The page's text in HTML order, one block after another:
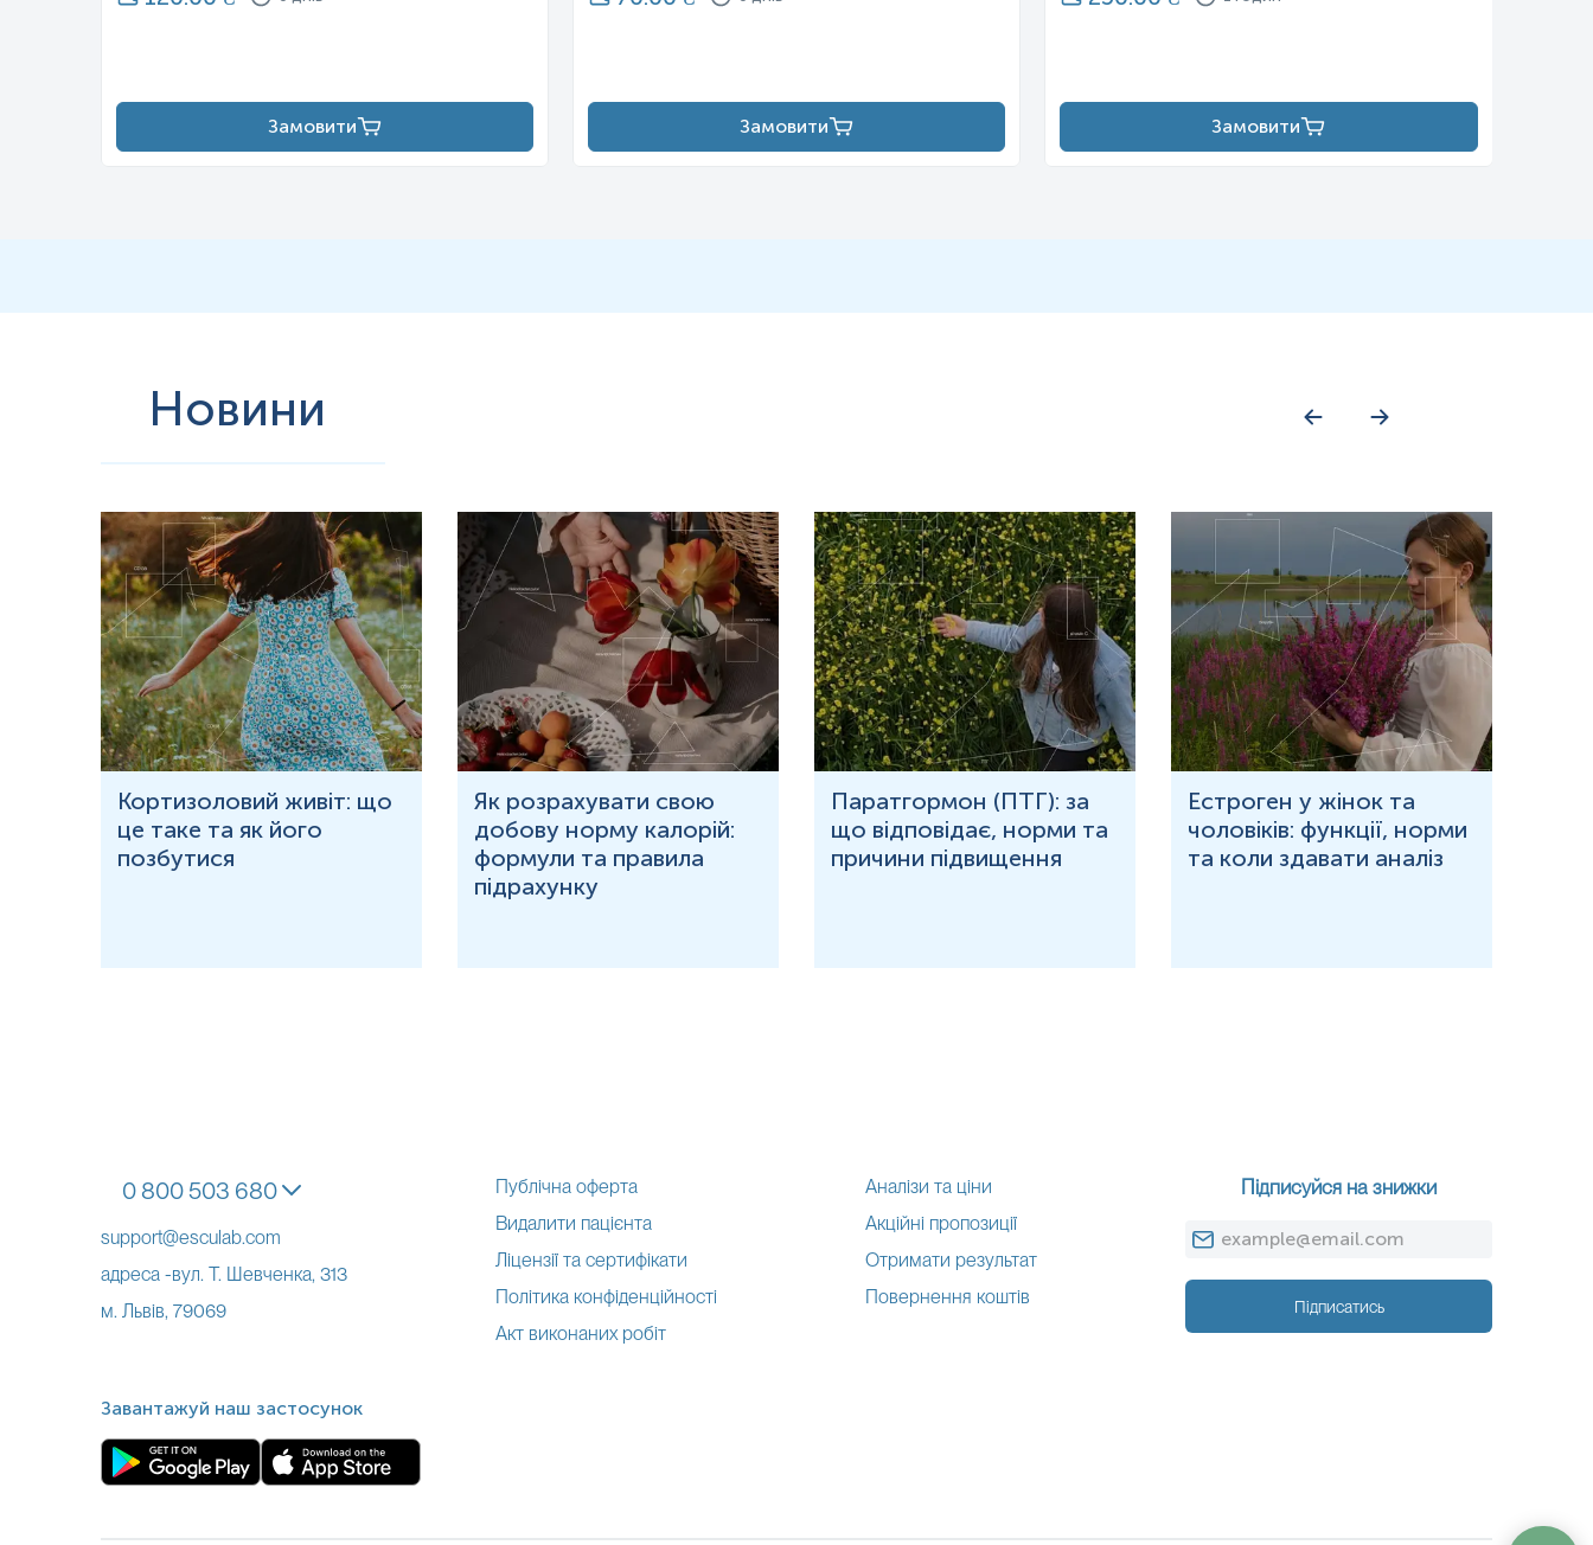
Замовити Замовити Замовити
Новини
Кортизоловий живіт: що
це таке та як його
позбутися
Як розрахувати свою
добову норму калорій:
формули та правила
підрахунку
Паратгормон (ПТГ): за
що відповідає, норми та
причини підвищення
Естроген у жінок та
чоловіків: функції, норми
та коли здавати аналіз
0 800 503 680
support@esculab.com
адреса -вул. Т. Шевченка, 313
м. Львів, 79069
Публічна оферта
Видалити пацієнта
Ліцензії та сертифікати
Політика конфіденційності
Акт виконаних робіт
Аналізи та ціни
Акційні пропозиції
Отримати результат
Повернення коштів
Підписуйся на знижки
Підписатись
Завантажуй наш застосунок